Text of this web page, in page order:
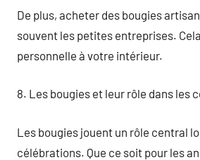
De plus, acheter des bougies
souvent les petites entreprises.
personnelle à votre intérieur.
8. Les bougies et leur rôle dans les
Les bougies jouent un rôle central
célébrations. Que ce soit pour les